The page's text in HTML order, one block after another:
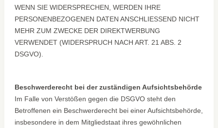
WENN SIE WIDERSPRECHEN, WERDEN IHRE
PERSONENBEZOGENEN DATEN ANSCHLIESSEND NICHT
MEHR ZUM ZWECKE DER DIREKTWERBUNG
VERWENDET (WIDERSPRUCH NACH ART. 21 ABS. 2
DSGVO).
Beschwerderecht bei der zuständigen Aufsichtsbehörde
Im Falle von Verstößen gegen die DSGVO steht den
Betroffenen ein Beschwerderecht bei einer Aufsichtsbehörde,
insbesondere in dem Mitgliedstaat ihres gewöhnlichen